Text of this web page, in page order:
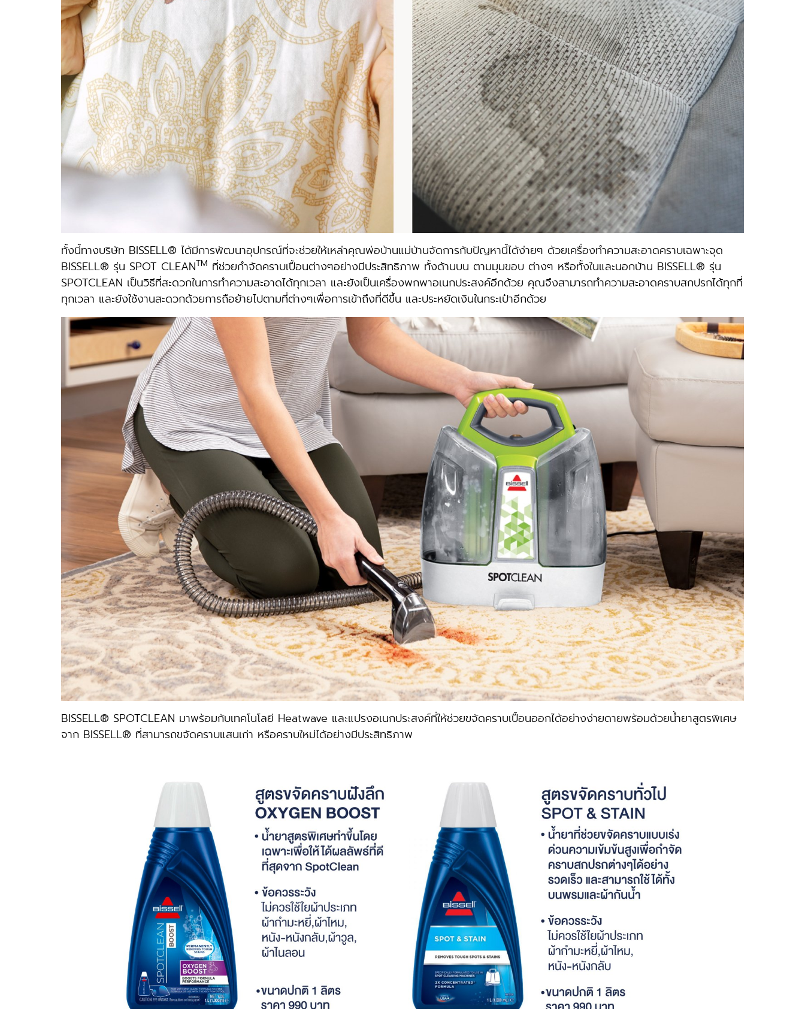
ทั้งนี้ทางบริษัท BISSELL® ได้มีการพัฒนาอุปกรณ์ที่จะช่วยให้เหล่าคุณพ่อบ้านแม่บ้านจัดการกับปัญหานี้ได้ง่ายๆ ด้วยเครื่องทําความสะอาดคราบเฉพาะจุด
BISSELL® รุ่น SPOT CLEANTM ที่ช่วยกําจัดคราบเปื้อนต่างๆอย่างมีประสิทธิภาพ ทั้งด้านบน ตามมุมขอบ ต่างๆ หรือทั้งในและนอกบ้าน BISSELL® รุ่น
SPOTCLEAN เป็นวิธีที่สะดวกในการทําความสะอาดได้ทุกเวลา และยังเป็นเครื่องพกพาอเนกประสงค์อีกด้วย คุณจึงสามารถทําความสะอาดคราบสกปรกได้ทุกที่
ทุกเวลา และยังใช้งานสะดวกด้วยการถือย้ายไปตามที่ต่างๆเพื่อการเข้าถึงที่ดีขึ้น และประหยัดเงินในกระเป๋าอีกด้วย
BISSELL® SPOTCLEAN มาพร้อมกับเทคโนโลยี Heatwave และแปรงอเนกประสงค์ที่ให้ช่วยขจัดคราบเปื้อนออกได้อย่างง่ายดายพร้อมด้วยนํ้ายาสูตรพิเศษ
จาก BISSELL® ที่สามารถขจัดคราบแสนเก่า หรือคราบใหม่ได้อย่างมีประสิทธิภาพ